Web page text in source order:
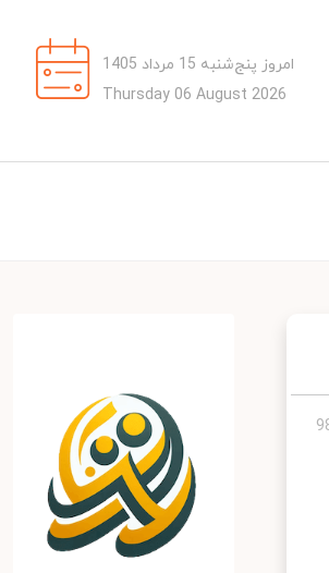
امروز پنج‌شنبه 15 مرداد 1405
Thursday 06 August 2026